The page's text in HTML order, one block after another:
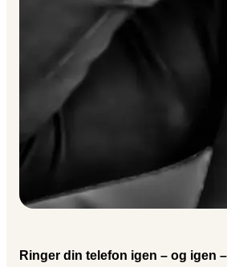
Ringer din telefon igen – og igen